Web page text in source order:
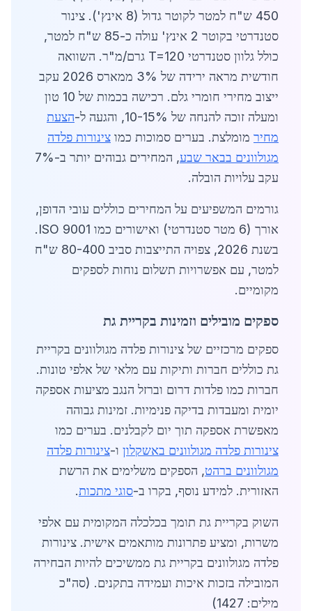
450 ש"ח למטר לקוטר גדול (8 אינץ'). צינור
סטנדרטי בקוטר 2 אינץ' עולה כ-85 ש"ח למטר,
כולל גלוון סטנדרטי T=120 גרם/מ"ר. השוואה
חודשית מראה ירידה של 3% ממארס 2026 עקב
ייצוב מחירי חומרי גלם. רכישה בכמות של 10 טון
ומעלה זוכה להנחה של 10-15%, והגעה ל-
הצעת
מחיר מומלצת. בערים סמוכות כמו צינורות פלדה
מגולוונים בבאר שבע
, המחירים גבוהים יותר ב-7%
עקב עלויות הובלה.
גורמים המשפיעים על המחירים כוללים עובי הדופן,
אורך (6 מטר סטנדרטי) ואישורים כמו ISO 9001.
בשנת 2026, צפויה התייצבות סביב 80-400 ש"ח
למטר, עם אפשרויות תשלום נוחות לספקים
מקומיים.
ספקים מובילים וזמינות בקריית גת
ספקים מרכזיים של צינורות פלדה מגולוונים בקריית
גת כוללים חברות ותיקות עם מלאי של אלפי טונות.
חברות כמו פלדות דרום וברזל הנגב מציעות אספקה
יומית ומעבדות בדיקה פנימיות. זמינות גבוהה
מאפשרת אספקה תוך יום לקבלנים. בערים כמו
צינורות פלדה מגולוונים באשקלון ו-צינורות פלדה
מגולוונים ברהט, הספקים משלימים את הרשת
האזורית. למידע נוסף, בקרו ב-סוגי מתכות.
השוק בקריית גת תומך בכלכלה המקומית עם אלפי
משרות, ומציע פתרונות מותאמים אישית. צינורות
פלדה מגולוונים בקריית גת ממשיכים להיות הבחירה
המובילה בזכות איכות ועמידה בתקנים. (סה"כ
מילים: 1427)